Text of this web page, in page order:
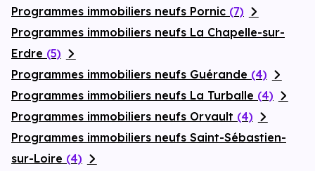
Programmes immobiliers neufs Pornic (7)
Programmes immobiliers neufs La Chapelle-sur-
Erdre (5)
Programmes immobiliers neufs Guérande (4)
Programmes immobiliers neufs La Turballe (4)
Programmes immobiliers neufs Orvault (4)
Programmes immobiliers neufs Saint-Sébastien-
sur-Loire (4)